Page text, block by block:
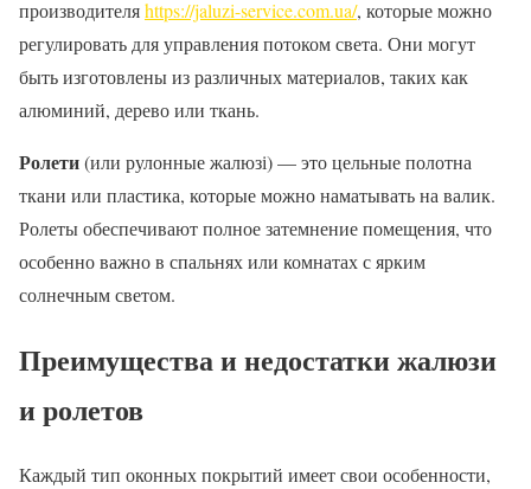
производителяhttps://jaluzi-service.com.ua/, которые можно
регулировать для управления потоком света. Они могут
быть изготовлены из различных материалов, таких как
алюминий, дерево или ткань.
Ролети(или рулонные жалюзі) — это цельные полотна
ткани или пластика, которые можно наматывать на валик.
Ролеты обеспечивают полное затемнение помещения, что
особенно важно в спальнях или комнатах с ярким
солнечным светом.
Преимущества и недостатки жалюзи
и ролетов
Каждый тип оконных покрытий имеет свои особенности,